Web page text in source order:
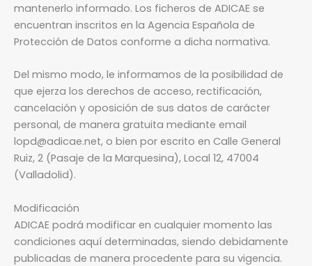
mantenerlo informado. Los ficheros de ADICAE se
encuentran inscritos en la Agencia Española de
Protección de Datos conforme a dicha normativa.
Del mismo modo, le informamos de la posibilidad de
que ejerza los derechos de acceso, rectificación,
cancelación y oposición de sus datos de carácter
personal, de manera gratuita mediante email
lopd@adicae.net, o bien por escrito en Calle General
Ruiz, 2 (Pasaje de la Marquesina), Local 12, 47004
(Valladolid).
Modificación
ADICAE podrá modificar en cualquier momento las
condiciones aquí determinadas, siendo debidamente
publicadas de manera procedente para su vigencia.